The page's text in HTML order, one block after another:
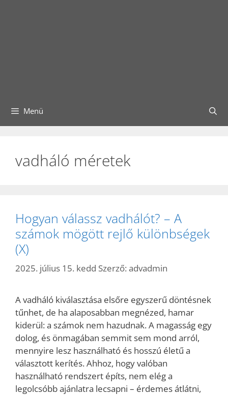
Menü
vadháló méretek
Hogyan válassz vadhálót? – A
számok mögött rejlő különbségek
(X)
2025. július 15. kedd Szerző: advadmin
A vadháló kiválasztása elsőre egyszerű döntésnek
tűnhet, de ha alaposabban megnézed, hamar
kiderül: a számok nem hazudnak. A magasság egy
dolog, és önmagában semmit sem mond arról,
mennyire lesz használható és hosszú életű a
választott kerítés. Ahhoz, hogy valóban
használható rendszert építs, nem elég a
legolcsóbb ajánlatra lecsapni – érdemes átlátni,